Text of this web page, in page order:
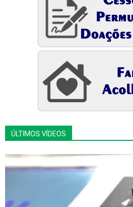
ÚLTIMOS VÍDEOS